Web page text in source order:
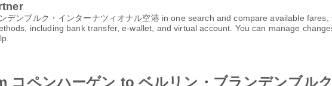
デンブルク・インターナツィオナル空港 in one search and compare available
including bank transfer, e-wallet, and virtual account. You can manage
ペンハーゲン to ベルリン・ブランデンブル